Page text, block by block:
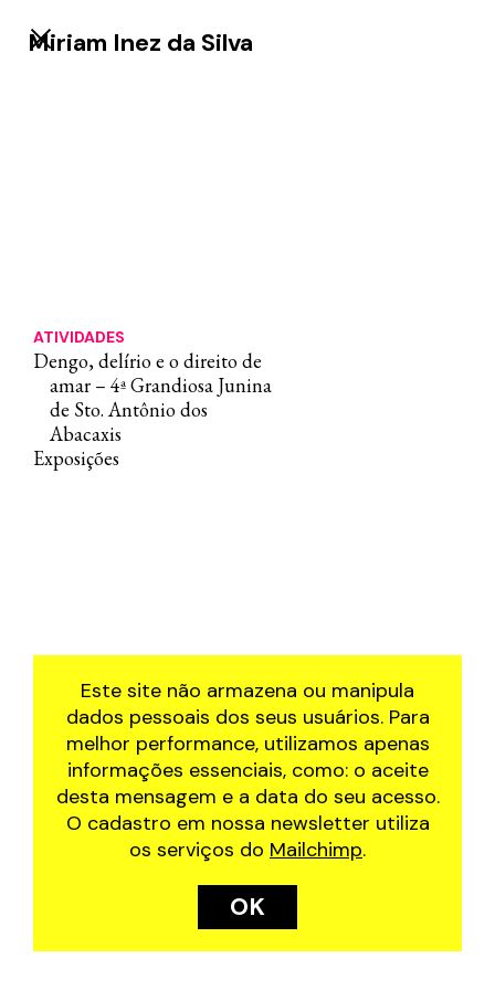
Miriam Inez da Silva
ATIVIDADES
Dengo, delírio e o direito de
amar – 4ª Grandiosa Junina
de Sto. Antônio dos
Abacaxis
Exposições
Este site não armazena ou manipula
dados pessoais dos seus usuários. Para
melhor performance, utilizamos apenas
informações essenciais, como: o aceite
desta mensagem e a data do seu acesso.
O cadastro em nossa newsletter utiliza
os serviços do Mailchimp.
OK